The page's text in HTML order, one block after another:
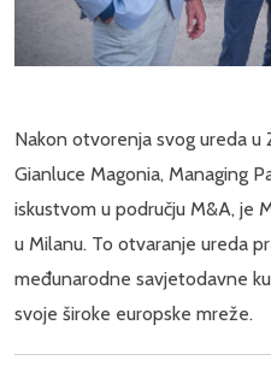
Nakon otvorenja svog ureda
Gianluce Magonia, Managing
iskustvom u području M&A, je
u Milanu. To otvaranje ureda
međunarodne savjetodavne
svoje široke europske mreže.